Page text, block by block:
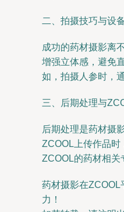
二、拍摄技巧与设
成功的药材摄影离
增强立体感，避免
如，拍摄人参时，
三、后期处理与
后期处理是药材摄
ZCOOL上传作品时
ZCOOL的药材相关
药材摄影在ZCOOL
力！